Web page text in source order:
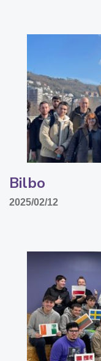
Bilbo
2025/02/12